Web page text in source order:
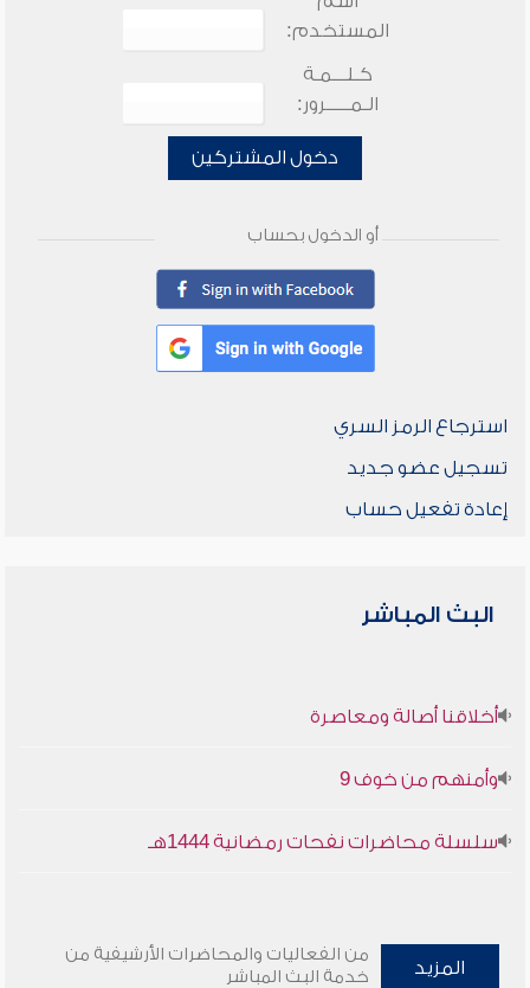
المستخدم:
كـلـــمـة
الـمـــــرور:
دخول المشتركين
أو الدخول بحساب
استرجاع الرمز السري
تسجيل عضو جديد
إعادة تفعيل حساب
البث المباشر
أخلاقنا أصالة ومعاصرة
وأمنهم من خوف 9
سلسلة محاضرات نفحات رمضانية 1444هـ
المزيد
من الفعاليات والمحاضرات الأرشيفية من
خدمة البث المباشر